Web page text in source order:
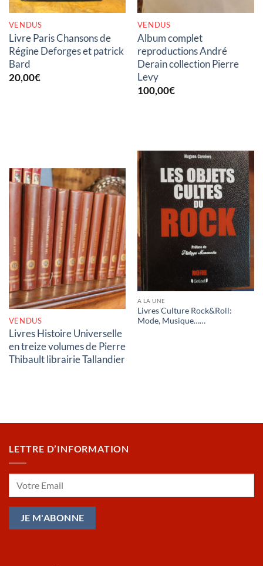
VENDUS
Livre Paris Chansons de
Régine Deforges et patrick
Bard
20,00€
VENDUS
Album complet
reproductions André
Derain collection Pierre
Levy
100,00€
RUPTURE DE STOCK
VENDUS
Livres Histoire Universelle
en treize volumes de Pierre
Thibault librairie Tallandier
A LA UNE
Livres Culture Rock&Roll:
Mode, Musique……
LETTRE D’INFORMATION